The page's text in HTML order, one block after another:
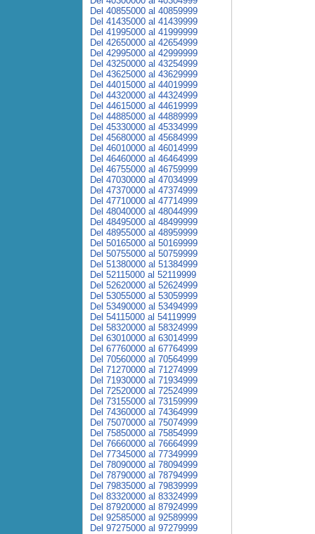
Del 40855000 al 40859999
Del 41435000 al 41439999
Del 41995000 al 41999999
Del 42650000 al 42654999
Del 42995000 al 42999999
Del 43250000 al 43254999
Del 43625000 al 43629999
Del 44015000 al 44019999
Del 44320000 al 44324999
Del 44615000 al 44619999
Del 44885000 al 44889999
Del 45330000 al 45334999
Del 45680000 al 45684999
Del 46010000 al 46014999
Del 46460000 al 46464999
Del 46755000 al 46759999
Del 47030000 al 47034999
Del 47370000 al 47374999
Del 47710000 al 47714999
Del 48040000 al 48044999
Del 48495000 al 48499999
Del 48955000 al 48959999
Del 50165000 al 50169999
Del 50755000 al 50759999
Del 51380000 al 51384999
Del 52115000 al 52119999
Del 52620000 al 52624999
Del 53055000 al 53059999
Del 53490000 al 53494999
Del 54115000 al 54119999
Del 58320000 al 58324999
Del 63010000 al 63014999
Del 67760000 al 67764999
Del 70560000 al 70564999
Del 71270000 al 71274999
Del 71930000 al 71934999
Del 72520000 al 72524999
Del 73155000 al 73159999
Del 74360000 al 74364999
Del 75070000 al 75074999
Del 75850000 al 75854999
Del 76660000 al 76664999
Del 77345000 al 77349999
Del 78090000 al 78094999
Del 78790000 al 78794999
Del 79835000 al 79839999
Del 83320000 al 83324999
Del 87920000 al 87924999
Del 92585000 al 92589999
Del 97275000 al 97279999